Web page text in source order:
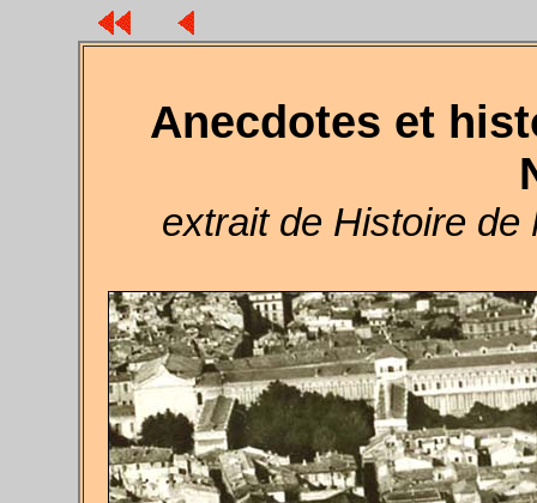
Anecdotes et
extrait de Histoire